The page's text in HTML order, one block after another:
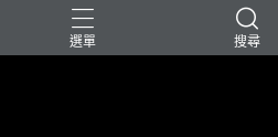
選單 搜尋